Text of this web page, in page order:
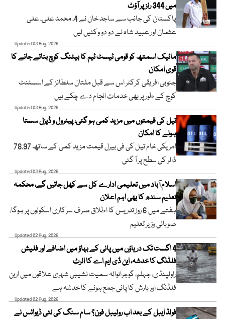
میں 344 رنز پر آؤٹ
پاکستان کی جانب سے ساجد خان نے 4، محمد علی، علی
عثمان اور عبید شاہ نے دو دو وکٹیں لیں
Updated 03 Aug, 2026
مائیک اسمتھ کو قومی ٹیسٹ ٹیم کا بیٹنگ کوچ بنائے جانے کا
قوی امکان
جنوبی افریقی کرکٹر اس سے قبل ملتان سلطانز کے اسسٹنٹ
کوچ کے طور پر بھی خدمات انجام دے چکے ہیں
Updated 03 Aug, 2026
تیل کی قیمتوں میں مزید کمی ہو گئی، پیٹرول و ڈیزل سستا
ہونے کا امکان
امریکی خام تیل کی فی بیرل قیمت مزید کمی کے ساتھ 78.97
ڈالر کی سطح پر آ گئی
Updated 03 Aug, 2026
اسلام آباد میں تعلیمی ادارے کل سے کھل جائیں گے، محکمہ
تعلیم سندھ کا بھی اہم اعلان
ہفتے میں 6 روز تدریس کا اطلاق صرف سرکاری اسکولوں پر ہوگا،
صوبائی وزیر تعلیم
Updated 02 Aug, 2026
4 اگست تک دریاؤں میں پانی کے بہاؤ میں اضافے اور فلیش
فلڈنگ کا خدشہ، این ڈی ایم اے کا الرٹ
راولپنڈی، جہلم، گوجرانوالہ سمیت نشیبی شہری علاقوں میں اربن
فلڈنگ اور بارش کا پانی جمع ہونے کا خدشہ ہے
Updated 02 Aug, 2026
فولڈ ایبل کے بعد اب رولیبل فون؟ سام سنگ کی نئی ڈیوائس نے